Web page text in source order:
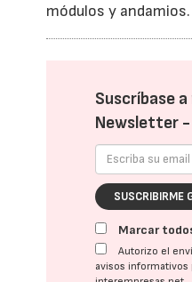
módulos y andamios.
Suscríbase
Newsletter -
SUSCRIBIRME
Marcar
Autorizo el
avisos informativos